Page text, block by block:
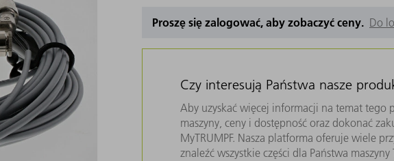
Proszę się zalogować, aby zobaczyć ceny. Do
Czy interesują Państwa nasze
Aby uzyskać więcej informacji na temat
maszyny, ceny i dostępność oraz dokonać
MyTRUMPF. Nasza platforma oferuje wiele
znaleźć wszystkie części dla Państwa maszyny